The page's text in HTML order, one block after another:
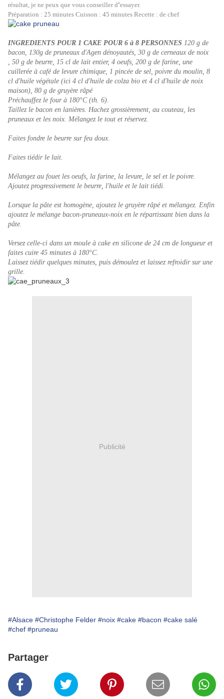
résultat, je ne peux que vous conseiller d''essayer.
Préparation : 25 minutes Cuisson : 45 minutes Recette : de chef
INGREDIENTS POUR 1 CAKE POUR 6 à 8 PERSONNES 120 g de
bacon, 130g de pruneaux d'Agen dénoyautés, 30 g de cerneaux de noix
, 50 g de beurre, 15 cl de lait entier, 4 oeufs, 200 g de farine, une
cuillerée à café de levure chimique, 1 pincée de sel, poivre du moulin, 8
cl d'huile végétale (ici 4 cl d'huile de colza bio et 4 cl d'huile de noix
maison), 80 g de gruyère râpé
Préchauffez le four à 180°C (th. 6).
Taillez le bacon en lanières. Hachez grossièrement, au couteau, les
pruneaux et les noix. Mélangez le tout et réservez.
Faites fondre le beurre sur feu doux.
Faites tiédir le lait.
Mélangez au fouet les oeufs, la farine, la levure, le sel et le poivre.
Ajoutez progressivement le beurre, l'huile et le lait tiédi.
Lorsque la pâte est homogène, ajoutez le gruyère râpé et mélangez. Enfin
ajoutez le mélange bacon-pruneaux-noix en le répartissant bien dans la
pâte.
Versez celle-ci dans un moule à cake en silicone de 24 cm de longueur et
faites cuire 45 minutes à 180°C.
Laissez tiédir quelques minutes, puis démoulez et laissez refroidir sur une
grille.
Publicité
#Alsace #Christophe Felder #noix #cake #bacon #cake salé
#chef #pruneau
Partager